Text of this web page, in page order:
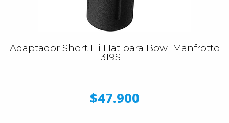
Adaptador Short Hi Hat para Bowl Manfrotto
319SH
$47.900